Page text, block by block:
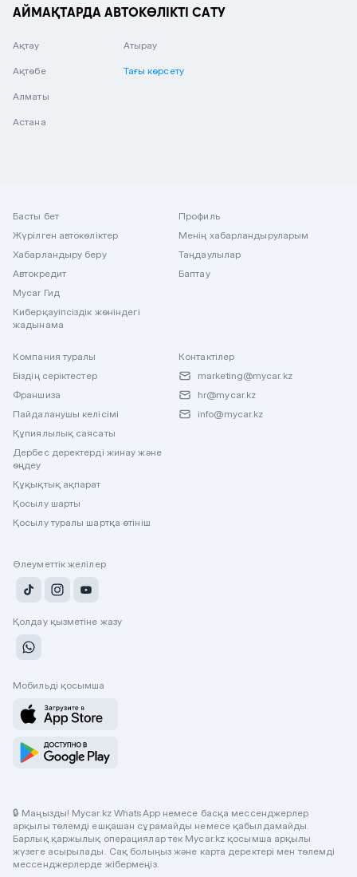
АЙМАҚТАРДА АВТОКӨЛІКТІ САТУ
Ақтау
Ақтөбе
Алматы
Астана
Атырау
Тағы көрсету
Басты бет
Жүрілген автокөліктер
Хабарландыру беру
Автокредит
Mycar Гид
Киберқауіпсіздік жөніндегі
жадынама
Профиль
Менің хабарландыруларым
Таңдаулылар
Баптау
Компания туралы
Біздің серіктестер
Франшиза
Пайдаланушы келісімі
Құпиялылық саясаты
Дербес деректерді жинау және
өңдеу
Құқықтық ақпарат
Қосылу шарты
Қосылу туралы шартқа өтініш
Контактілер
marketing@mycar.kz
hr@mycar.kz
info@mycar.kz
Әлеуметтік желілер
Қолдау қызметіне жазу
Мобильді қосымша
🔒 Маңызды! Mycar.kz WhatsApp немесе басқа мессенджерлер
арқылы төлемді ешқашан сұрамайды немесе қабылдамайды.
Барлық қаржылық операциялар тек Mycar.kz қосымша арқылы
жүзеге асырылады. Сақ болыңыз және карта деректері мен төлемді
мессенджерлерде жібермеңіз.